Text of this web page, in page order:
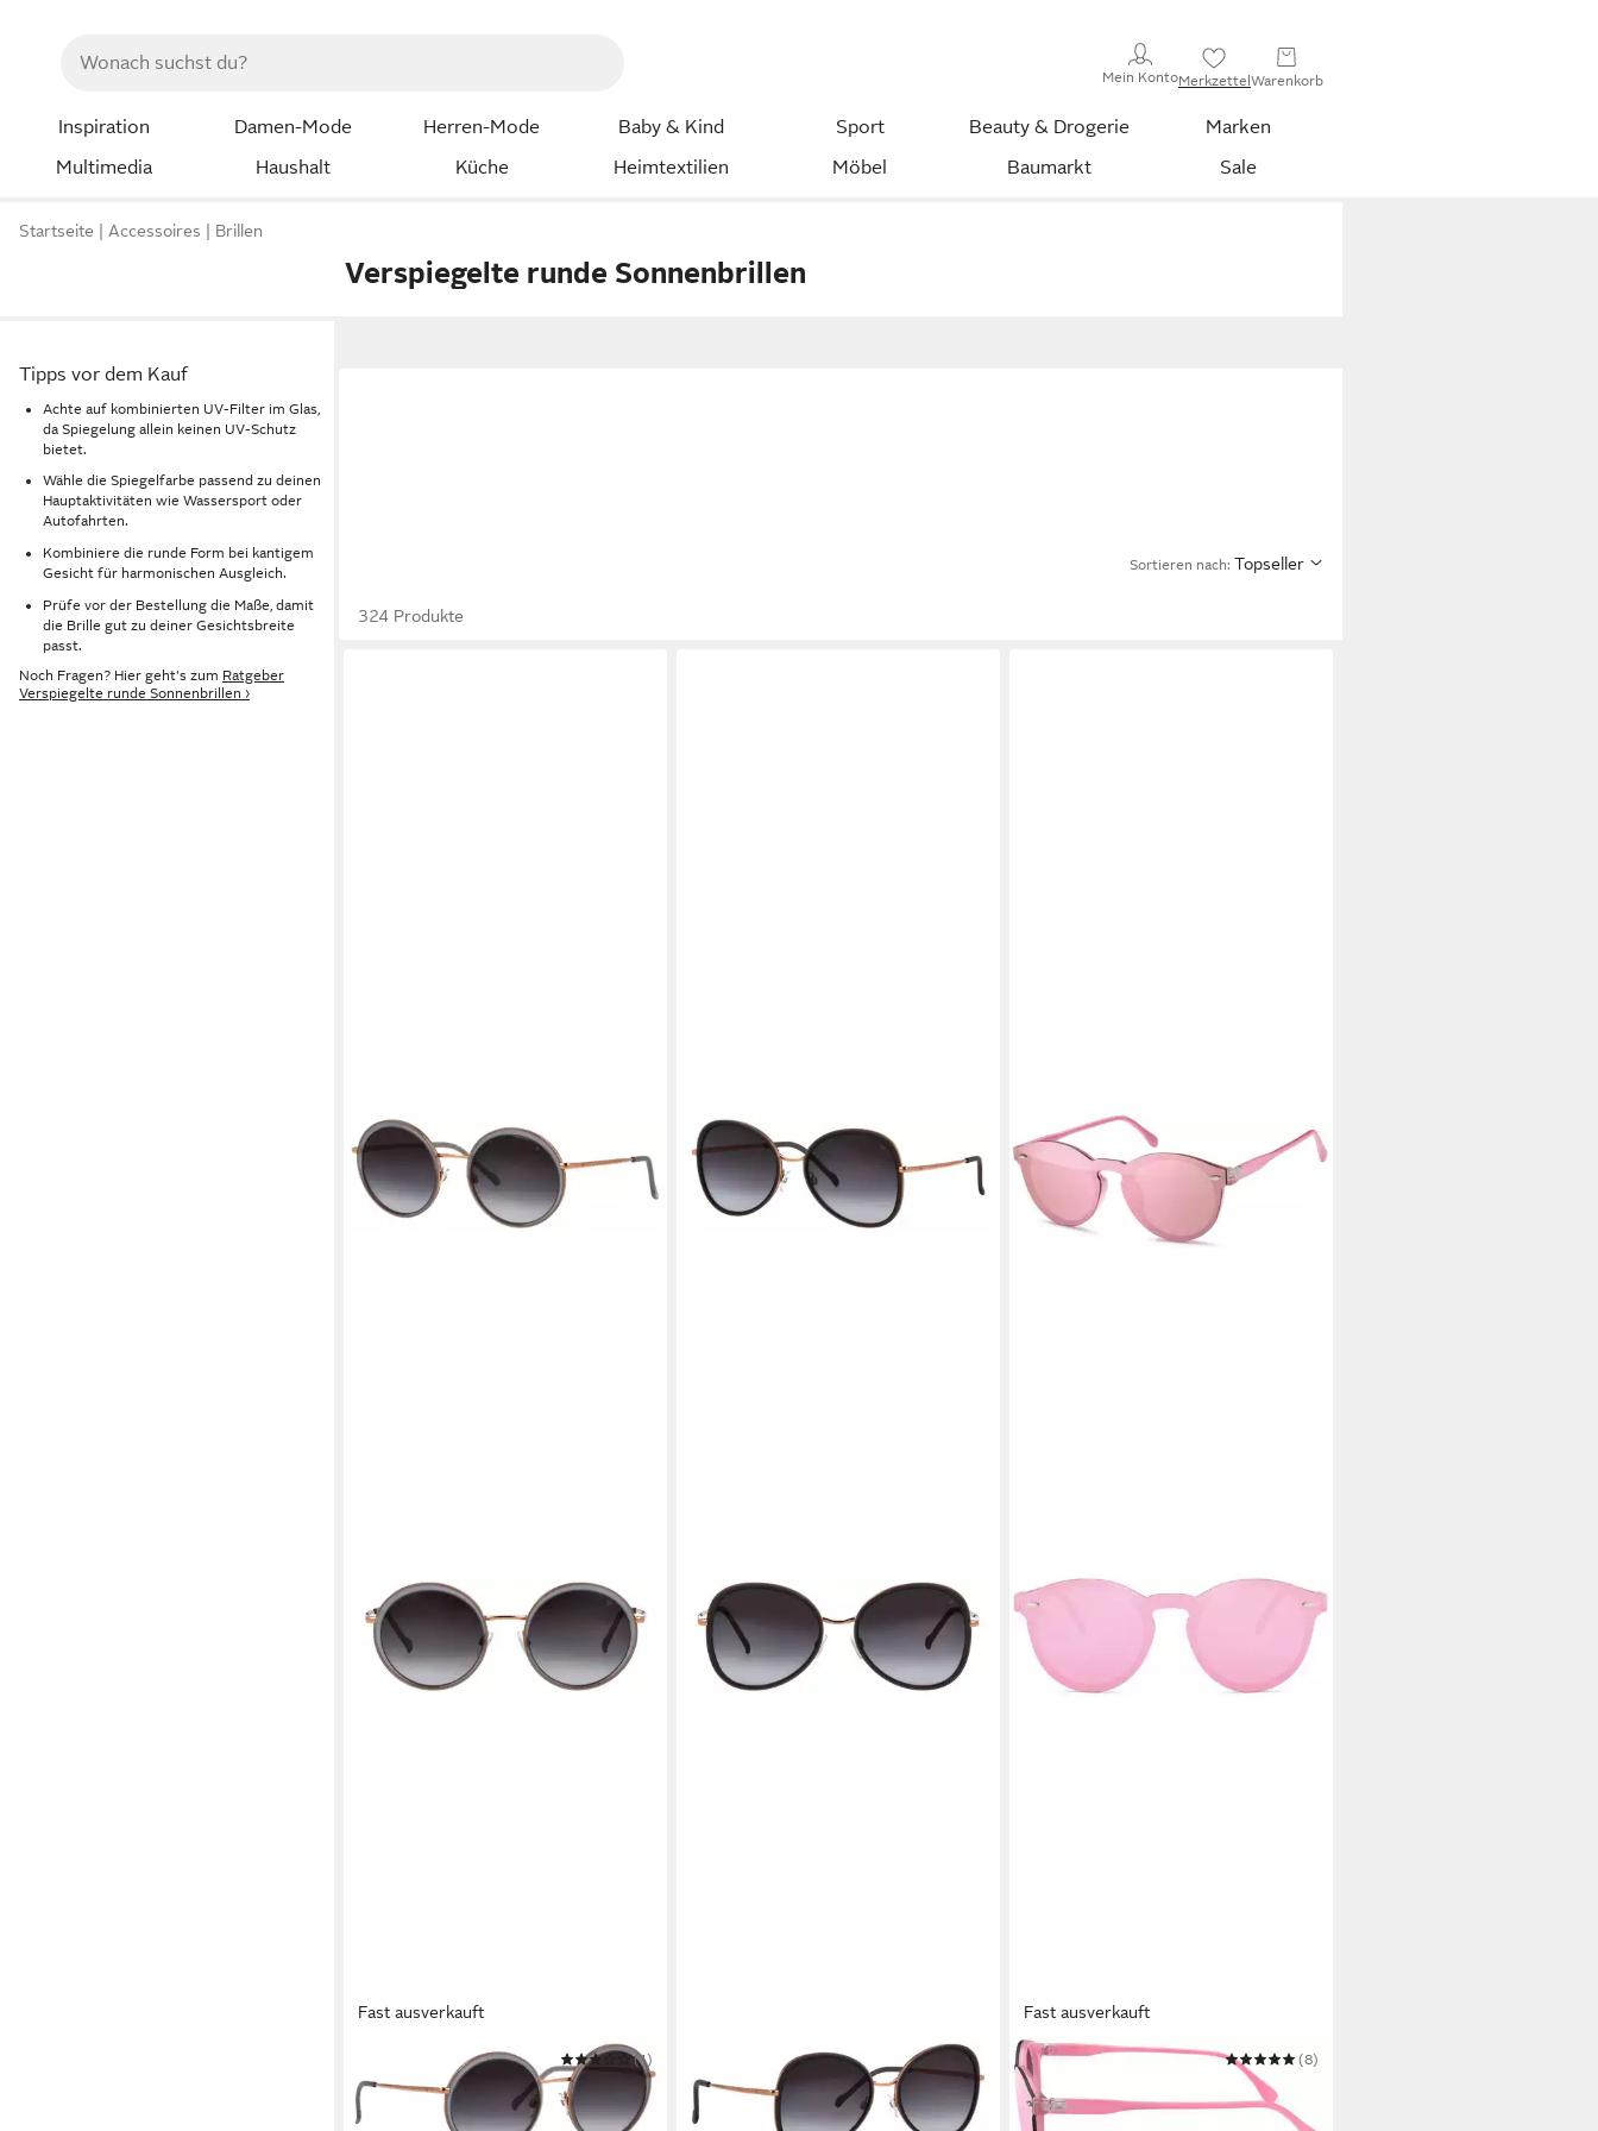
Mein KontoMerkzettelWarenkorb
Inspiration Damen-Mode Herren-Mode Baby & Kind Sport Beauty & Drogerie
Marken
Multimedia
Haushalt Küche Heimtextilien Möbel Baumarkt Sale
Startseite Accessoires Brillen
Verspiegelte runde Sonnenbrillen
Tipps vor dem Kauf
Achte auf kombinierten UV-Filter im Glas,
da Spiegelung allein keinen UV-Schutz
bietet.
Wähle die Spiegelfarbe passend zu deinen
Hauptaktivitäten wie Wassersport oder
Autofahrten.
Kombiniere die runde Form bei kantigem
Gesicht für harmonischen Ausgleich.
Prüfe vor der Bestellung die Maße, damit
die Brille gut zu deiner Gesichtsbreite
passt.
Noch Fragen? Hier geht's zum Ratgeber
Verspiegelte runde Sonnenbrillen ›
Sortieren nach: Topseller
324 Produkte
Fast ausverkauft
Sonnenbrille TITANFLEX
Sonnenbrille
(1)
Sonnenbrille TITANFLEX
Sonnenbrille
Fast ausverkauft
STYLEBREAKER
Sonnenbrille Monoglas Sonnenbrille
Shield Brille UV400
(8)